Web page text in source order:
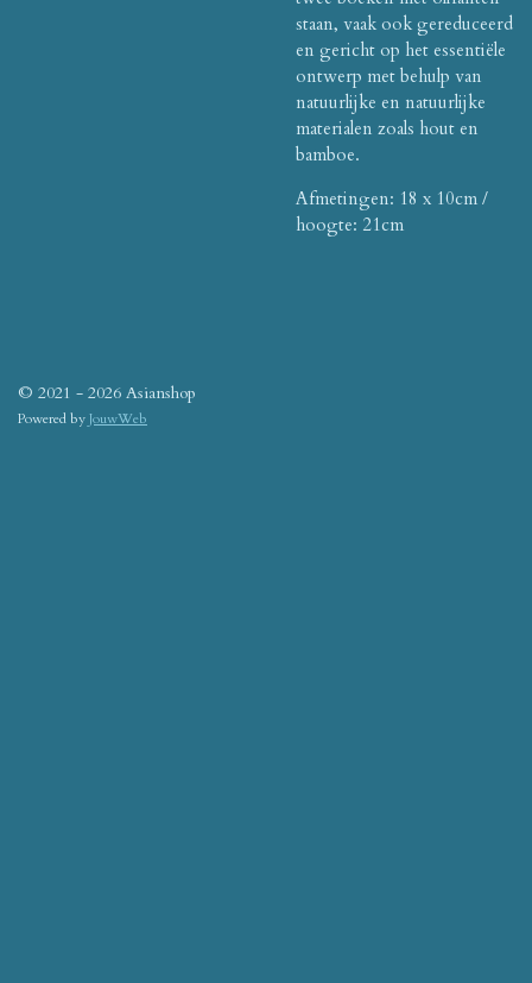
staan, vaak ook gereduceerd
en gericht op het essentiële
ontwerp met behulp van
natuurlijke en natuurlijke
materialen zoals hout en
bamboe.
Afmetingen: 18 x 10cm /
hoogte: 21cm
© 2021 - 2026 Asianshop
Powered byJouwWeb